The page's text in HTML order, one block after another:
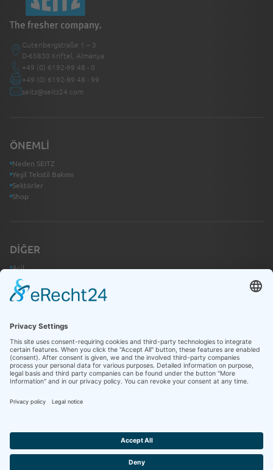
Gutenbergstraße 1 – 3
D-65830 Kriftel, Almanya
+49 (0) 6192-99 48 - 0
+49 (0) 6192-99 48 - 99
seitz@seitz24.com
ÖNEMLI
Neden SEITZ
Yeşil Tekstil Bakımı
Sektörler
Shop
DIĞER
Acil
İletişim
Bilgi Merkezi
HUKUKI BILGILER
Gizlilik Politikası